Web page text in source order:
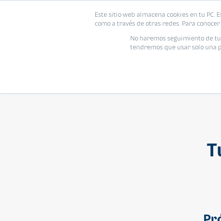
Este sitio web almacena cookies en tu
como a través de otras redes. Para
No haremos seguimiento de
tendremos que usar solo una